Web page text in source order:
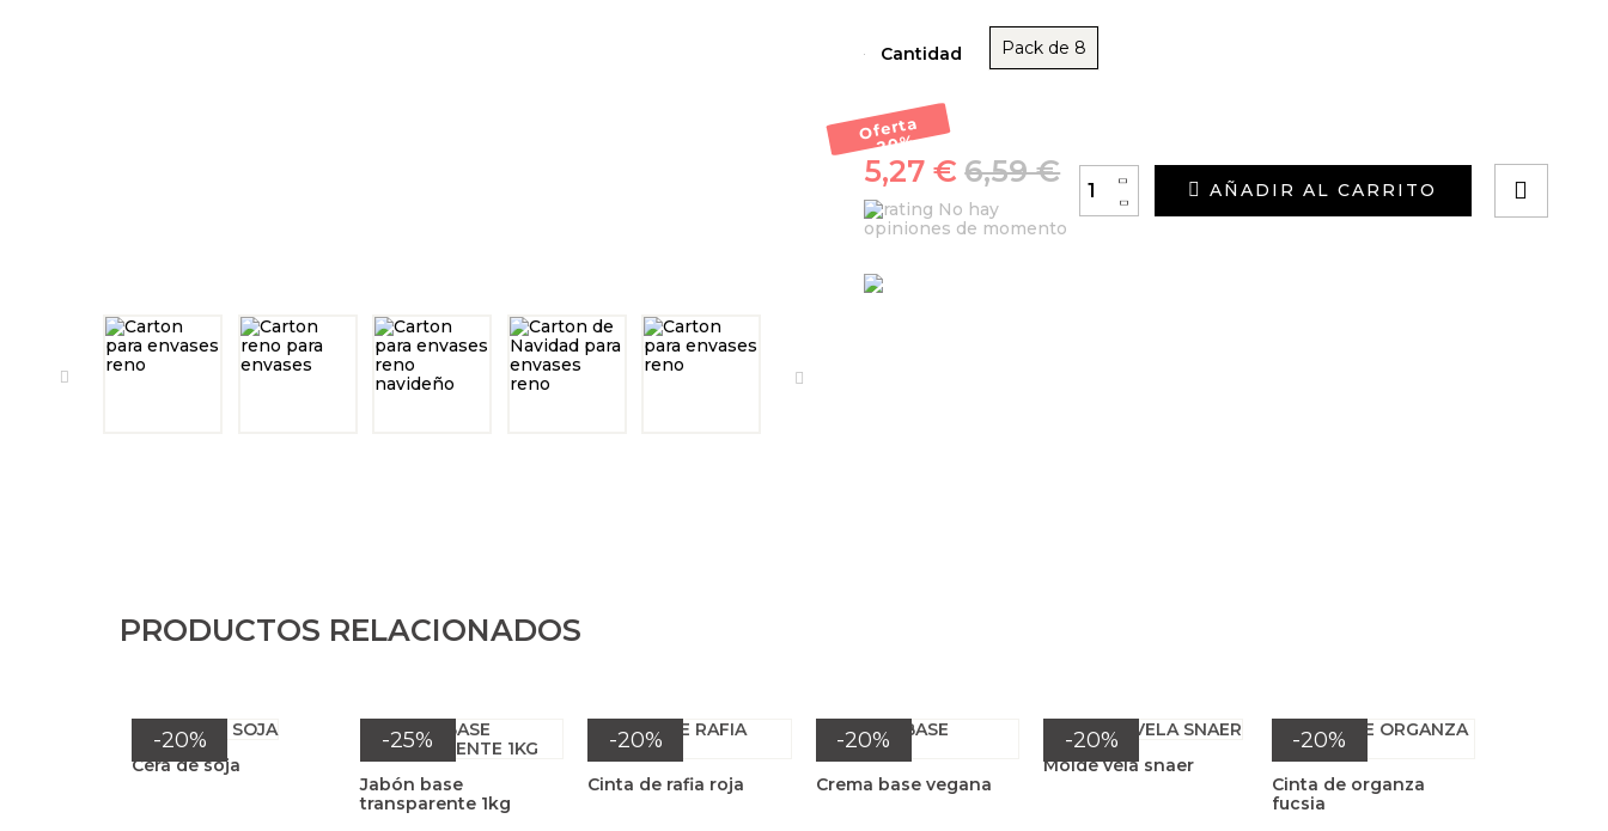
Cantidad Pack de 8
Oferta
-20
%
6,59 €
5,27 €
No hay
opiniones de momento
-
+
AÑADIR AL CARRITO
PRODUCTOS RELACIONADOS
-20%
Cera de soja
-25%
Jabón base
transparente 1kg
-20%
Cinta de rafia roja
-20%
Crema base vegana
-20%
Molde vela snaer
-20%
Cinta de organza
fucsia